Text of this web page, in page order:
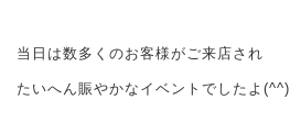
当日は数多くのお客様がご来店され
たいへん賑やかなイベントでしたよ(^^)